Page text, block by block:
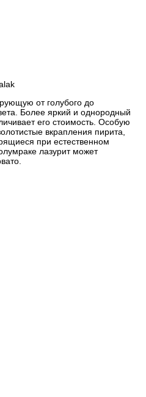
от голубого до
Более яркий и однородный
его стоимость. Особую
вкрапления пирита,
при естественном
лазурит может